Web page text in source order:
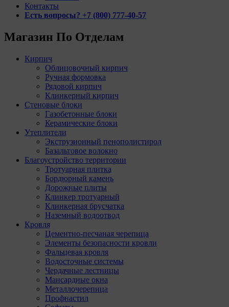
Контакты
Есть вопросы? +7 (800) 777-40-57
Магазин По Отделам
Кирпич
Облицовочный кирпич
Ручная формовка
Рядовой кирпич
Клинкерный кирпич
Стеновые блоки
Газобетонные блоки
Керамические блоки
Утеплители
Экструзионный пенополистирол
Базальтовое волокно
Благоустройство территории
Тротуарная плитка
Бордюрный камень
Дорожные плиты
Клинкер тротуарный
Клинкерная брусчатка
Наземный водоотвод
Кровля
Цементно-песчаная черепица
Элементы безопасности кровли
Фальцевая кровля
Водосточные системы
Чердачные лестницы
Мансардные окна
Металлочерепица
Профнастил